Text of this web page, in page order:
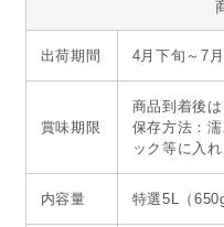
出荷期間 4月下旬～7
賞味期限
商品到着後
保存方法：
ック等に入
内容量 特選5L（